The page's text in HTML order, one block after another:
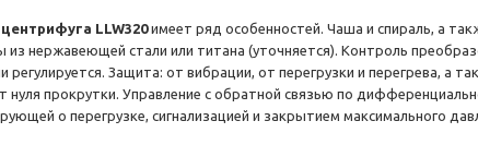
LLW320имеет ряд особенностей. Чаша и спираль, а
из нержавеющей стали или титана (уточняется). Контроль
регулируется. Защита: от вибрации, от перегрузки и перегрева, а
прокрутки. Управление с обратной связью по
о перегрузке, сигнализацией и закрытием максимального